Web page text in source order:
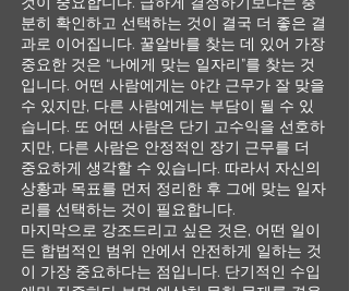
분히 확인하고 선택하는 것이 결국 더 좋은 결
과로 이어집니다. 꿀알바를 찾는 데 있어 가장
중요한 것은 “나에게 맞는 일자리”를 찾는 것
입니다. 어떤 사람에게는 야간 근무가 잘 맞을
수 있지만, 다른 사람에게는 부담이 될 수 있
습니다. 또 어떤 사람은 단기 고수익을 선호하
지만, 다른 사람은 안정적인 장기 근무를 더
중요하게 생각할 수 있습니다. 따라서 자신의
상황과 목표를 먼저 정리한 후 그에 맞는 일자
리를 선택하는 것이 필요합니다.
마지막으로 강조드리고 싶은 것은, 어떤 일이
든 합법적인 범위 안에서 안전하게 일하는 것
이 가장 중요하다는 점입니다. 단기적인 수입